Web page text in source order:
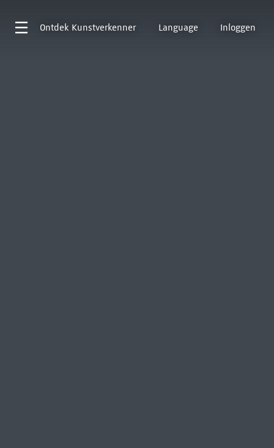
Ontdek Kunstverkenner Language Inloggen